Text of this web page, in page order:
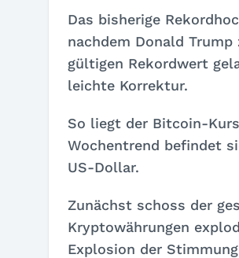
Das bisherige
nachdem Donald
gültigen Rekordwert
leichte Korrektur.
So liegt der Bitcoin-
Wochentrend befindet
US-Dollar.
Zunächst schoss der
Kryptowährungen
Explosion der